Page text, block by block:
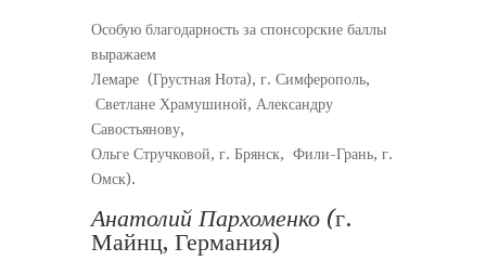
Особую благодарность за спонсорские баллы
выражаем
Лемаре (Грустная Нота), г. Симферополь,
Светлане Храмушиной, Александру
Савостьянову,
Ольге Стручковой, г. Брянск, Фили-Грань, г.
Омск).
Анатолий Пархоменко (г.
Майнц, Германия)